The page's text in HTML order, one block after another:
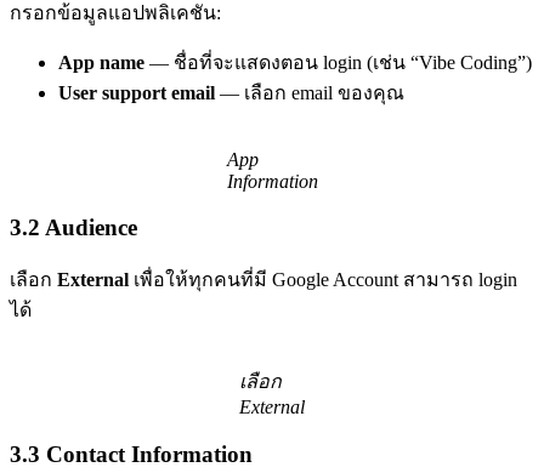
กรอกข้อมูลแอปพลิเคชัน:
App name — ชื่อที่จะแสดงตอน login (เช่น “Vibe Coding”)
User support email — เลือก email ของคุณ
App
Information
3.2 Audience
เลือก External เพื่อให้ทุกคนที่มี Google Account สามารถ login
ได้
เลือก
External
3.3 Contact Information